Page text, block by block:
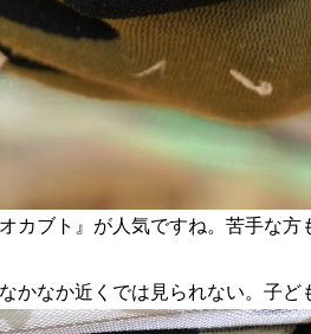
カブト』が人気ですね。苦手な
かなか近くでは見られない。子